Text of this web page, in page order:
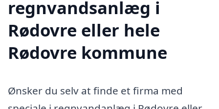
regnvandsanlæg i
Rødovre eller hele
Rødovre kommune
Ønsker du selv at finde et firma med